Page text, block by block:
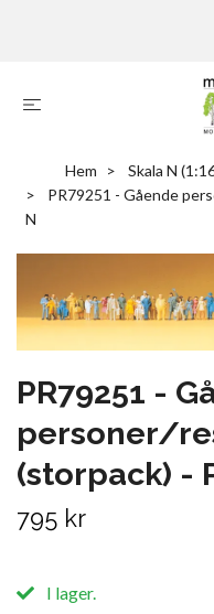
Hem Skala N
PR79251 - Gående
N
PR79251 -
personer/
(storpack) -
795 kr
I lager.